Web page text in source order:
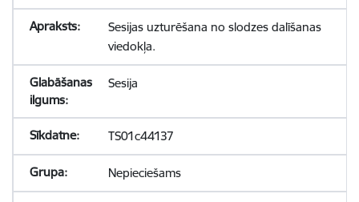
Sesijas uzturēšana no slodzes dalīšanas
viedokļa.
Sesija
TS01c44137
Nepieciešams